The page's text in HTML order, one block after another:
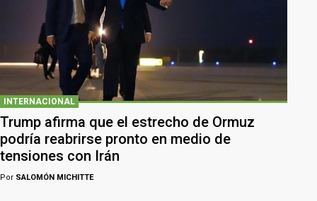
INTERNACIONAL
Trump afirma que el estrecho de Ormuz
podría reabrirse pronto en medio de
tensiones con Irán
Por SALOMÓN MICHITTE